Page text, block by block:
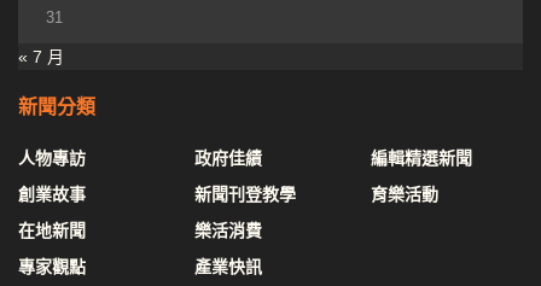
31
« 7 月
新聞分類
人物專訪
創業故事
在地新聞
專家觀點
政府佳績
新聞刊登教學
樂活消費
產業快訊
編輯精選新聞
育樂活動